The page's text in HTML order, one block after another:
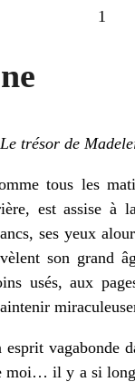
1
trésor de
tous les
est assise à
ses yeux
son grand
usés, aux
vagabonde
il y a si